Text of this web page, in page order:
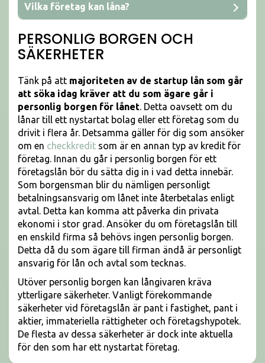
Vilka företag kan låna?
PERSONLIG BORGEN OCH
SÄKERHETER
Tänk på att majoriteten av de startup lån som går
att söka idag kräver att du som ägare går i
personlig borgen för lånet. Detta oavsett om du
lånar till ett nystartat bolag eller ett företag som du
drivit i flera år. Detsamma gäller för dig som ansöker
om en checkkredit som är en annan typ av kredit för
företag. Innan du går i personlig borgen för ett
företagslån bör du sätta dig in i vad detta innebär.
Som borgensman blir du nämligen personligt
betalningsansvarig om lånet inte återbetalas enligt
avtal. Detta kan komma att påverka din privata
ekonomi i stor grad. Ansöker du om företagslån till
en enskild firma så behövs ingen personlig borgen.
Detta då du som ägare till firman ändå är personligt
ansvarig för lån och avtal som tecknas.
Utöver personlig borgen kan långivaren kräva
ytterligare säkerheter. Vanligt förekommande
säkerheter vid företagslån är pant i fastighet, pant i
aktier, immateriella rättigheter och företagshypotek.
De flesta av dessa säkerheter är dock inte aktuella
för den som har ett nystartat företag.